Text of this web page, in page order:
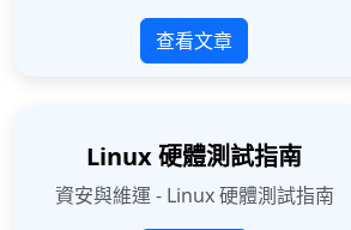
查看文章
Linux 硬體測試指南
資安與維運 - Linux 硬體測試指南